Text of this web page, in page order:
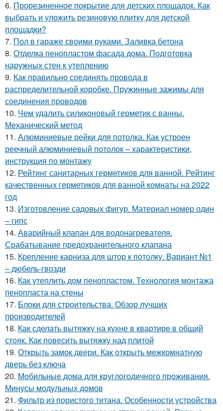
6. Прорезиненное покрытие для детских площадок. Как
выбрать и уложить резиновую плитку для детской
площадки?
7. Пол в гараже своими руками. Заливка бетона
8. Отделка пенопластом фасада дома. Подготовка
наружных стен к утеплению
9. Как правильно соединять провода в
распределительной коробке. Пружинные зажимы для
соединения проводов
10. Чем удалить силиконовый герметик с ванны.
Механический метод
11. Алюминиевые рейки для потолка. Как устроен
реечный алюминиевый потолок – характеристики,
инструкция по монтажу
12. Рейтинг санитарных герметиков для ванной. Рейтинг
качественных герметиков для ванной комнаты на 2022
год
13. Изготовление садовых фигур. Материал номер один
– гипс
14. Аварийный клапан для водонагревателя.
Срабатывание предохранительного клапана
15. Крепление карниза для штор к потолку. Вариант №1
– дюбель-гвозди
16. Как утеплить дом пенопластом. Технология монтажа
пенопласта на стены
17. Блоки для строительства. Обзор лучших
производителей
18. Как сделать вытяжку на кухне в квартире в общий
стояк. Как повесить вытяжку над плитой
19. Открыть замок двери. Как открыть межкомнатную
дверь без ключа
20. Мобильные дома для круглогодичного проживания.
Минусы модульных домов
21. Фильтр из пористого титана. Особенности устройства